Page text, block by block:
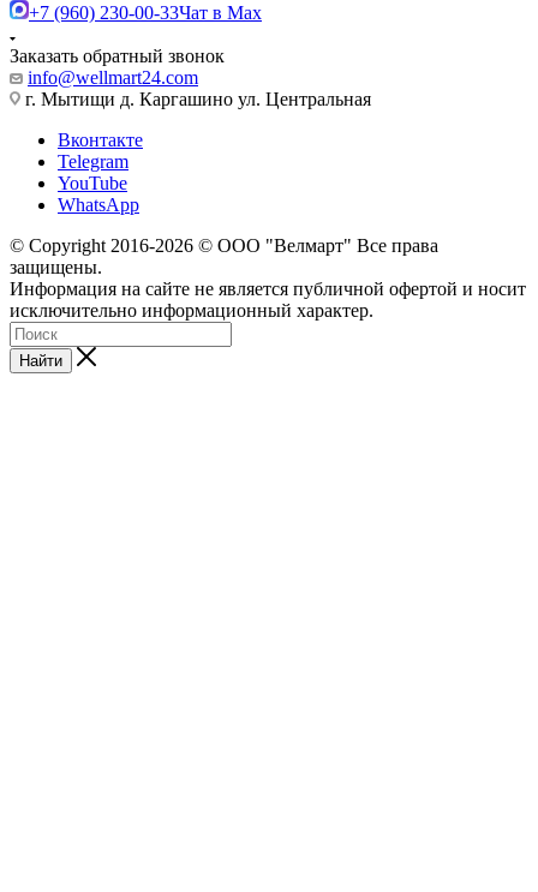
+7 (960) 230-00-33Чат в Max
Заказать обратный звонок
info@wellmart24.com
г. Мытищи д. Каргашино ул. Центральная
Вконтакте
Telegram
YouTube
WhatsApp
© Сopyright 2016-2026 © ООО "Велмарт" Все права
защищены.
Информация на сайте не является публичной офертой и носит
исключительно информационный характер.
Найти